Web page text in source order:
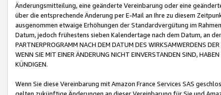
Änderungsmitteilung, eine geänderte Vereinbarung oder eine
über die entsprechende Änderung per E-Mail an Ihre zu diesem
ausgenommen etwaige Erhöhungen der Standardvergütung im
Datum, jedoch frühestens sieben Kalendertage nach dem Datum, an
PARTNERPROGRAMM NACH DEM DATUM DES WIRKSAMWERDENS
WENN SIE MIT EINER ÄNDERUNG NICHT EINVERSTANDEN SIND,
KÜNDIGEN.
Wenn Sie diese Vereinbarung mit Amazon France Services SAS
gelten zukünftige Änderungen an dieser Vereinbarung für Sie und